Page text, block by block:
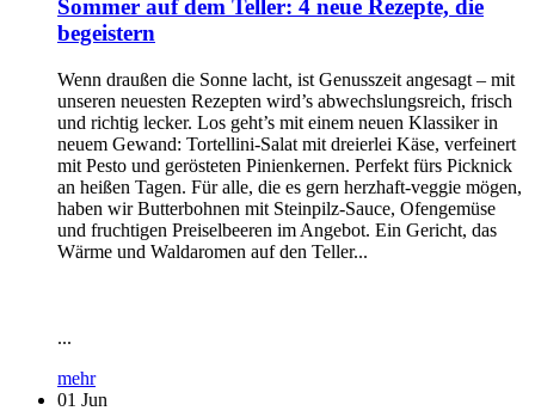
Sommer auf dem Teller: 4 neue Rezepte, die
begeistern
Wenn draußen die Sonne lacht, ist Genusszeit angesagt – mit
unseren neuesten Rezepten wird’s abwechslungsreich, frisch
und richtig lecker. Los geht’s mit einem neuen Klassiker in
neuem Gewand: Tortellini-Salat mit dreierlei Käse, verfeinert
mit Pesto und gerösteten Pinienkernen. Perfekt fürs Picknick
an heißen Tagen. Für alle, die es gern herzhaft-veggie mögen,
haben wir Butterbohnen mit Steinpilz-Sauce, Ofengemüse
und fruchtigen Preiselbeeren im Angebot. Ein Gericht, das
Wärme und Waldaromen auf den Teller...
...
mehr
01 Jun